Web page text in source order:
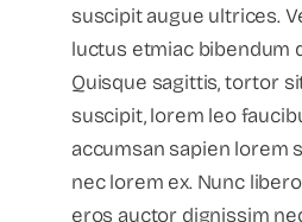
suscipit augue ultrices.
luctus etmiac bibendum
Quisque sagittis, tortor
suscipit, lorem leo
accumsan sapien lorem
nec lorem ex. Nunc
eros auctor dignissim